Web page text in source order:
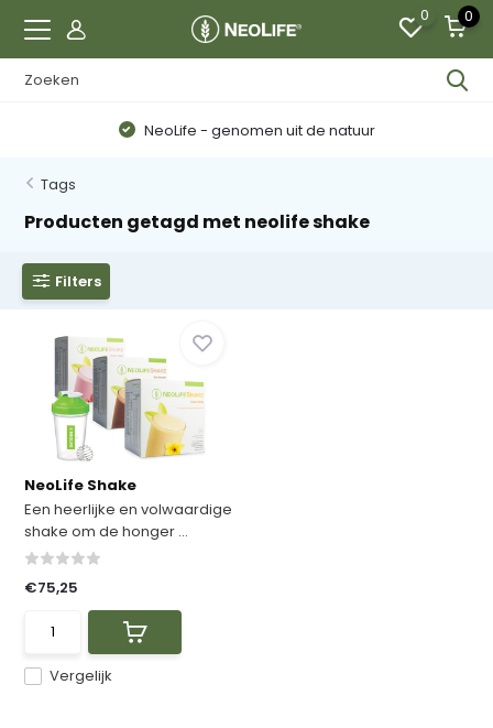
0 0
NeoLife - genomen uit de natuur
Tags
Producten getagd met neolife shake
Filters
NeoLife Shake
Een heerlijke en volwaardige
shake om de honger ...
Vergelijk
€75,25